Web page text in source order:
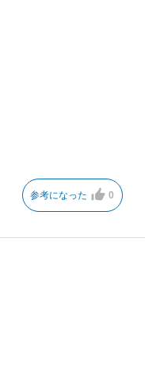
参考になった 0